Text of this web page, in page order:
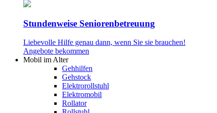
Stundenweise Seniorenbetreuung
Liebevolle Hilfe genau dann, wenn Sie sie brauchen!
Angebote bekommen
Mobil im Alter
Gehhilfen
Gehstock
Elektrorollstuhl
Elektromobil
Rollator